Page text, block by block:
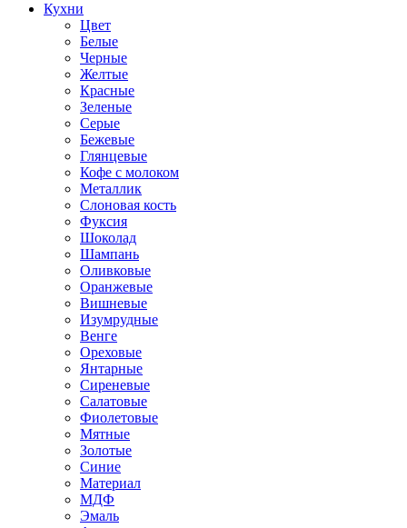
Кухни
Цвет
Белые
Черные
Желтые
Красные
Зеленые
Серые
Бежевые
Глянцевые
Кофе с молоком
Металлик
Слоновая кость
Фуксия
Шоколад
Шампань
Оливковые
Оранжевые
Вишневые
Изумрудные
Венге
Ореховые
Янтарные
Сиреневые
Салатовые
Фиолетовые
Мятные
Золотые
Синие
Материал
МДФ
Эмаль